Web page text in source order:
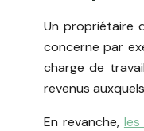
Un propriétaire
concerne par
charge de
revenus
En revanche,